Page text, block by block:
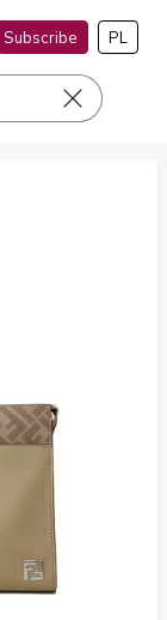
Subscribe PL